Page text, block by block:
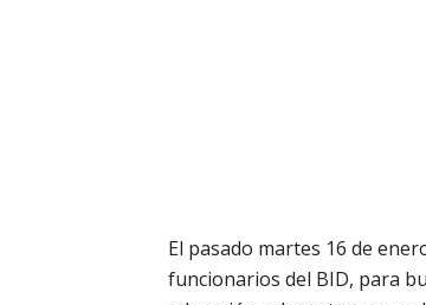
El pasado martes 16 de
funcionarios del BID, para